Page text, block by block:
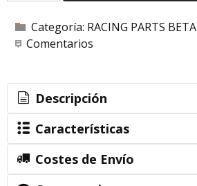
Categoría: RACING PARTS BETA
Comentarios
Descripción
Características
Costes de Envío